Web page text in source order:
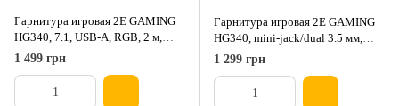
Гарнитура игровая 2E GAMING
HG340, 7.1, USB-A, RGB, 2 м,
чёрная
1 499 грн
Гарнитура игровая 2E GAMING
HG340, mini-jack/dual 3.5 мм,
RGB, 2 м, жёлтая
1 299 грн